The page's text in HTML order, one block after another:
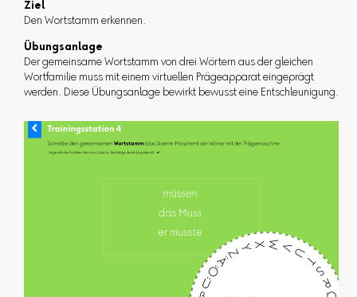
Ziel
Den Wortstamm erkennen.
Übungsanlage
Der gemeinsame Wortstamm von drei Wörtern aus der gleichen
Wortfamilie muss mit einem virtuellen Prägeapparat eingeprägt
werden. Diese Übungsanlage bewirkt bewusst eine Entschleunigung.